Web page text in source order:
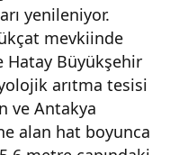
yenileniyor.
mevkiinde
Hatay Büyükşehir
arıtma tesisi
ve Antakya
alan hat boyunca